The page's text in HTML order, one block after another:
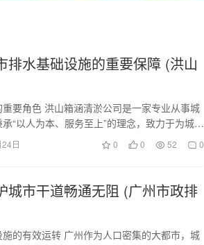
排水基础设施的重要保障 (洪山
要角色 洪山箱涵清淤公司是一家专业从事城
“以人为本、服务至上”的理念，致力于为城市
日 0 0 52 0
城市干道畅通无阻 (广州市政排
的有效运转 广州作为人口密集的大都市，城